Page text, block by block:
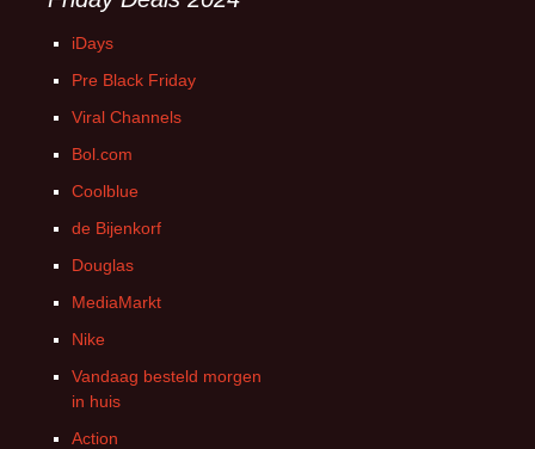
iDays
Pre Black Friday
Viral Channels
Bol.com
Coolblue
de Bijenkorf
Douglas
MediaMarkt
Nike
Vandaag besteld morgen
in huis
Action